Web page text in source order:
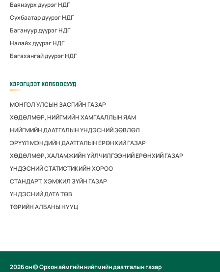
Баянзүрх дүүрэг НДГ
Сүхбаатар дүүрэг НДГ
Багануур дүүрэг НДГ
Налайх дүүрэг НДГ
Багахангай дүүрэг НДГ
ХЭРЭГЦЭЭТ ХОЛБООСУУД
МОНГОЛ УЛСЫН ЗАСГИЙН ГАЗАР
ХӨДӨЛМӨР, НИЙГМИЙН ХАМГААЛЛЫН ЯАМ
НИЙГМИЙН ДААТГАЛЫН ҮНДЭСНИЙ ЗӨВЛӨЛ
ЭРҮҮЛ МЭНДИЙН ДААТГАЛЫН ЕРӨНХИЙ ГАЗАР
ХӨДӨЛМӨР, ХАЛАМЖИЙН ҮЙЛЧИЛГЭЭНИЙ ЕРӨНХИЙ ГАЗАР
ҮНДЭСНИЙ СТАТИСТИКИЙН ХОРОО
СТАНДАРТ, ХЭМЖИЛ ЗҮЙН ГАЗАР
ҮНДЭСНИЙ ДАТА ТӨВ
ТӨРИЙН АЛБАНЫ НУУЦ
2026 он © Орхон аймгийн нийгмийн даатгалын газар